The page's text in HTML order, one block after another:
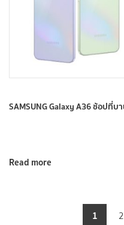
SAMSUNG Galaxy A36 ช้อปที่บ
Read more
1 2